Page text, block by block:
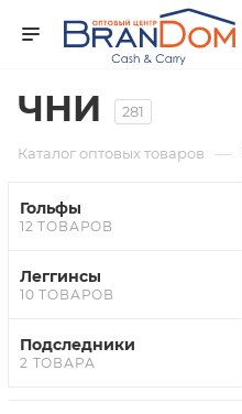
ЧНИ 281
Каталог оптовых товаров —
Гольфы
12 ТОВАРОВ
Леггинсы
10 ТОВАРОВ
Подследники
2 ТОВАРА